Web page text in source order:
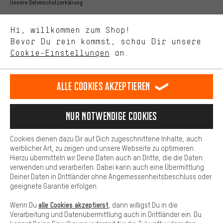
Unsere Datenschutzerklärung
Sprache"
Deutsch
DE english
EN español
ES français
FR
VERTRAG WIDERRUFEN Aachener Community Affiliateprogramm
Datenschutz Allgemeine Geschäftsbedingungen
Hinweisgebersystem Hinweise zur Batterieentsorgung
Cookie-Einstellungen Kontrast ändern
Alle Preise verstehen sich in Euro und exkl. MwSt zuzüglich
Versandkostenfür Lieferung nachUSA.
Hi, willkommen zum Shop!
Bevor Du rein kommst, schau Dir unsere
Cookie-Einstellungen an.
Uns interessiert, was Du in unserem Shop suchst und brauchst.
selbst Einfluss auf die Verbesserung unserer Webseite und
unseres Shop-Angebots.
Dein Shopping-Erlebnis wird komfortabler. Mit Komfort-Cookies
stellen wir Verknüpfungen zu Social Media Plattformen her. So
können wir dir weitere nützliche Inhalte und Informationen zur
Verfügung stellen. Zudem hast du die Möglichkeit zusätzliche
Services zu nutzen, die es dir erleichtern die richtigen Produkte zu
finden. Beispielsweise bieten wir eine Chat-Funktion an, damit
Fragen schnell und unkompliziert beantwortet werden können.
Basis
Basis-Cookies gewährleisten, dass Du unsere Webseite
grundsätzlich nutzen kannst.
Alle Cookies akzeptieren
Nur Notwendige Cookies
Cookies dienen dazu Dir auf Dich zugeschnittene Inhalte, auch
werblicher Art, zu zeigen und unsere Webseite zu optimieren.
Hierzu übermitteln wir Deine Daten auch an Dritte, die die Daten
verwenden und verarbeiten. Dabei kann auch eine Übermittlung
Deiner Daten in Drittländer ohne Angemessenheitsbeschluss oder
geeignete Garantie erfolgen.
Wenn Du alle Cookies akzeptierst , dann willigst Du in die
Verarbeitung und Datenübermittlung auch in Drittländer ein. Du